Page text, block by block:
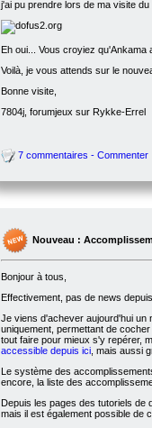
j'ai pu prendre lors de ma visite
Eh oui... Vous croyiez
Voilà, je vous attends sur le
Bonne visite,
7804j, forumjeux sur Rykke-Errel
7 commentaires - Commenter
Nouveau :
Bonjour à tous,
Effectivement, pas de news
Je viens d'achever aujourd'hui
uniquement, permettant de
tout faire pour mieux s'y repérer,
accessible depuis ici, mais aussi
Le système des
encore, la liste des
Depuis les pages des tutoriels de
mais il est également possible de